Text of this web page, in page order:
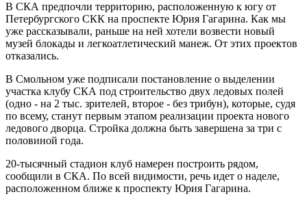
В СКА предпочли территорию, расположенную к югу от
Петербургского СКК на проспекте Юрия Гагарина. Как мы
уже рассказывали, раньше на ней хотели возвести новый
музей блокады и легкоатлетический манеж. От этих проектов
отказались.
В Смольном уже подписали постановление о выделении
участка клубу СКА под строительство двух ледовых полей
(одно - на 2 тыс. зрителей, второе - без трибун), которые, судя
по всему, станут первым этапом реализации проекта нового
ледового дворца. Стройка должна быть завершена за три с
половиной года.
20-тысячный стадион клуб намерен построить рядом,
сообщили в СКА. По всей видимости, речь идет о наделе,
расположенном ближе к проспекту Юрия Гагарина.